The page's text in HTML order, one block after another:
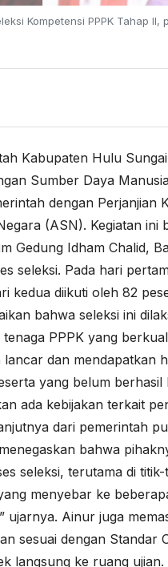
Kompetensi PPPK Tahap
Kabupaten Hulu
Sumber Daya
dengan Perjanjian
(ASN). Kegiatan ini
Gedung Idham Chalid,
seleksi. Pada hari
kedua diikuti oleh 82
bahwa seleksi ini
PPPK yang
dan mendapatkan
yang belum berhasil
ada kebijakan terkait
dari pemerintah
bahwa
seleksi, terutama di
menyebar ke
ujarnya. Ainur juga
sesuai dengan Standar
langsung ke ruang